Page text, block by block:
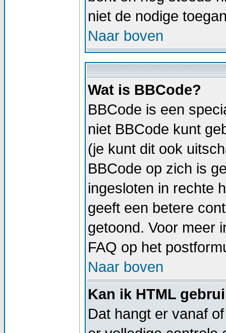
niet de nodige
Naar boven
Wat is BBCode?
BBCode is een
niet BBCode kunt
(je kunt dit ook
BBCode op zich is
ingesloten in rechte
geeft een betere
getoond. Voor meer
FAQ op het
Naar boven
Kan ik HTML
Dat hangt er vanaf